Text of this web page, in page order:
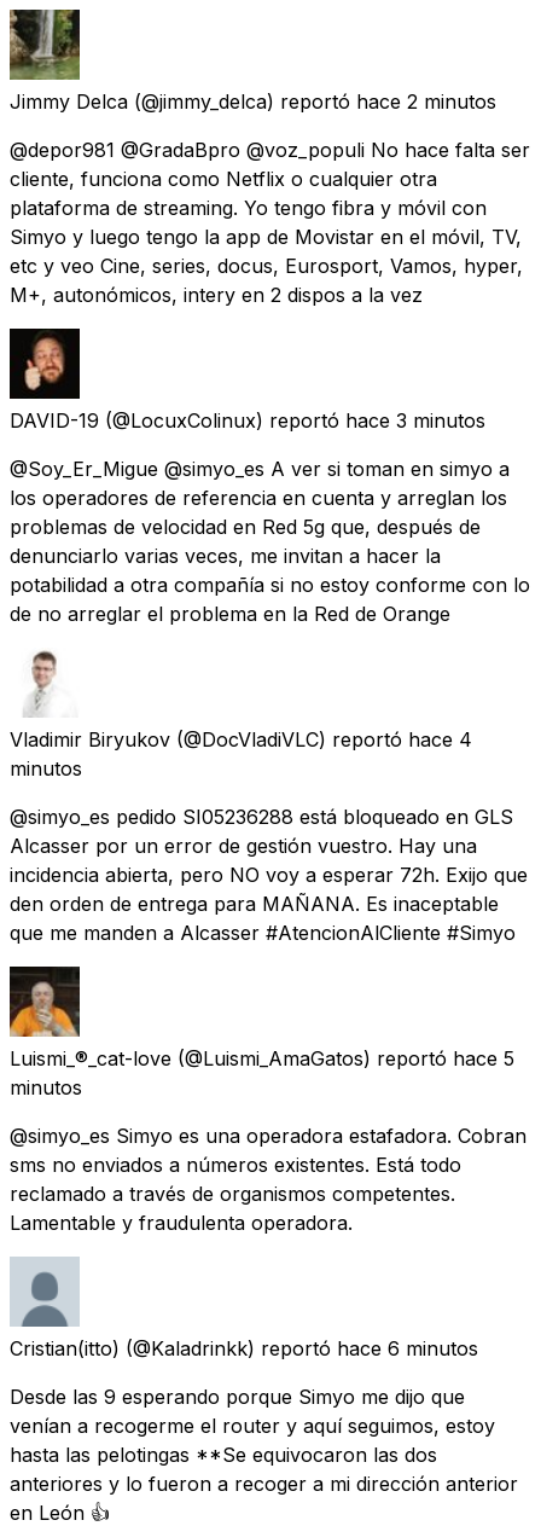
Jimmy Delca (@jimmy_delca) reportó hace 2 minutos
@depor981 @GradaBpro @voz_populi No hace falta ser
cliente, funciona como Netflix o cualquier otra
plataforma de streaming. Yo tengo fibra y móvil con
Simyo y luego tengo la app de Movistar en el móvil, TV,
etc y veo Cine, series, docus, Eurosport, Vamos, hyper,
M+, autonómicos, intery en 2 dispos a la vez
DAVID-19 (@LocuxColinux) reportó hace 3 minutos
@Soy_Er_Migue @simyo_es A ver si toman en simyo a
los operadores de referencia en cuenta y arreglan los
problemas de velocidad en Red 5g que, después de
denunciarlo varias veces, me invitan a hacer la
potabilidad a otra compañía si no estoy conforme con lo
de no arreglar el problema en la Red de Orange
Vladimir Biryukov (@DocVladiVLC) reportó hace 4
minutos
@simyo_es pedido SI05236288 está bloqueado en GLS
Alcasser por un error de gestión vuestro. Hay una
incidencia abierta, pero NO voy a esperar 72h. Exijo que
den orden de entrega para MAÑANA. Es inaceptable
que me manden a Alcasser #AtencionAlCliente #Simyo
Luismi_®_cat-love (@Luismi_AmaGatos) reportó hace 5
minutos
@simyo_es Simyo es una operadora estafadora. Cobran
sms no enviados a números existentes. Está todo
reclamado a través de organismos competentes.
Lamentable y fraudulenta operadora.
Cristian(itto) (@Kaladrinkk) reportó hace 6 minutos
Desde las 9 esperando porque Simyo me dijo que
venían a recogerme el router y aquí seguimos, estoy
hasta las pelotingas **Se equivocaron las dos
anteriores y lo fueron a recoger a mi dirección anterior
en León 👍